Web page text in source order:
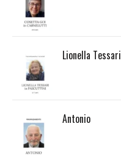
Lionella Tessari
Antonio